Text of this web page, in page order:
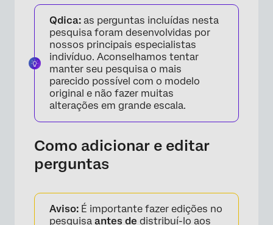
×
Qdica: as perguntas incluídas nesta
pesquisa foram desenvolvidas por
nossos principais especialistas
indivíduo. Aconselhamos tentar
manter seu pesquisa o mais
parecido possível com o modelo
original e não fazer muitas
alterações em grande escala.
Como adicionar e editar
perguntas
Aviso: É importante fazer edições no
pesquisa antes de distribuí-lo aos